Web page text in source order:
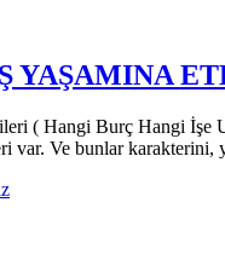
YAŞAMINA
( Hangi Burç Hangi İşe
Ve bunlar karakterini,